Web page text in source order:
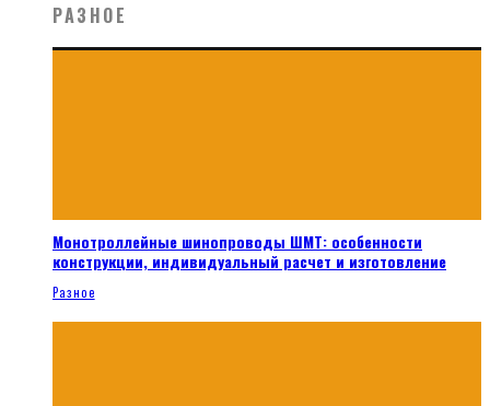
РАЗНОЕ
Монотроллейные шинопроводы ШМТ: особенности
конструкции, индивидуальный расчет и изготовление
Разное